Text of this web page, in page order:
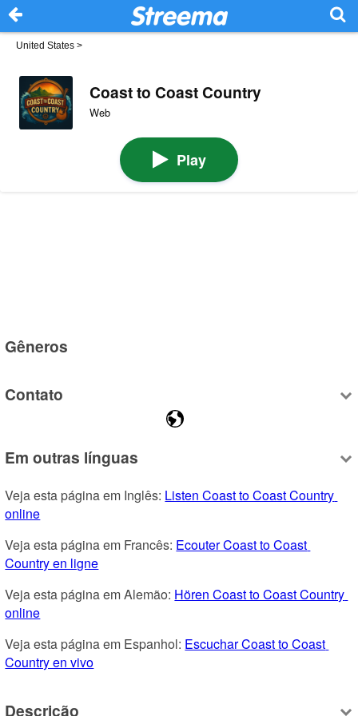
United States >
Coast to Coast Country
Web
Play
Gêneros
Contato
Em outras línguas
Veja esta página em Inglês: Listen Coast to Coast Country
online
Veja esta página em Francês: Ecouter Coast to Coast
Country en ligne
Veja esta página em Alemão: Hören Coast to Coast Country
online
Veja esta página em Espanhol: Escuchar Coast to Coast
Country en vivo
Descrição